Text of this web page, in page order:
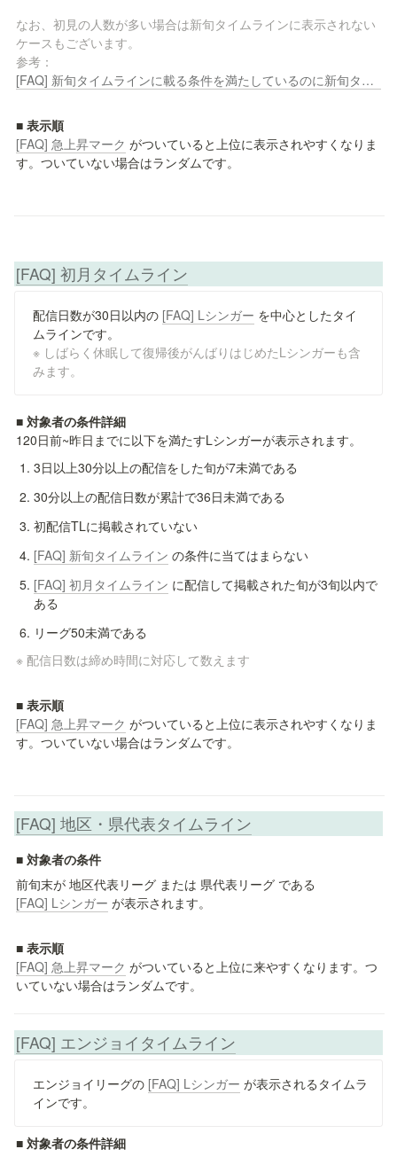
なお、初見の人数が多い場合は新旬タイムラインに表示されない
ケースもございます。
参考：
[FAQ] 新旬タイムラインに載る条件を満たしているのに新旬タイムラインに表示されません
[FAQ] 急上昇マーク がついていると上位に表示されやすくなりま
す。ついていない場合はランダムです。
[FAQ] 初月タイムライン
配信日数が30日以内の [FAQ] Lシンガー を中心としたタイ
※ しばらく休眠して復帰後がんばりはじめたLシンガーも含
みます。
■ 対象者の条件詳細
120日前~昨日までに以下を満たすLシンガーが表示されます。
3日以上30分以上の配信をした旬が7未満である
30分以上の配信日数が累計で36日未満である
初配信TLに掲載されていない
[FAQ] 新旬タイムライン の条件に当てはまらない
[FAQ] 初月タイムライン に配信して掲載された旬が3旬以内で
ある
リーグ50未満である
※ 配信日数は締め時間に対応して数えます
[FAQ] 急上昇マーク がついていると上位に表示されやすくなりま
す。ついていない場合はランダムです。
[FAQ] 地区・県代表タイムライン
■ 対象者の条件
前旬末が 地区代表リーグ または 県代表リーグ である
[FAQ] Lシンガー が表示されます。
[FAQ] 急上昇マーク がついていると上位に来やすくなります。つ
いていない場合はランダムです。
[FAQ] エンジョイタイムライン
エンジョイリーグの [FAQ] Lシンガー が表示されるタイムラ
インです。
■ 対象者の条件詳細